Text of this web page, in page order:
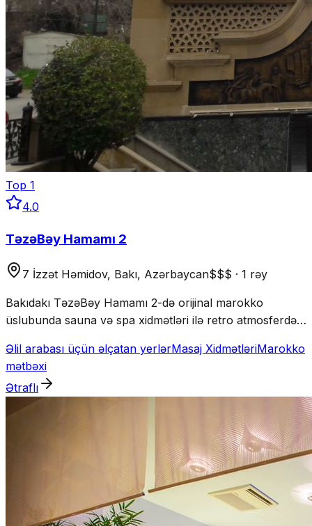
Top 1
4.0
TəzəBəy Hamamı 2
7 İzzət Həmidov, Bakı, Azərbaycan$$$ · 1 rəy
Bakıdakı TəzəBəy Hamamı 2-də orijinal marokko
üslubunda sauna və spa xidmətləri ilə retro atmosferdə
Əlil arabası üçün əlçatan yerlərMasaj XidmətləriMarokko
mətbəxi
Ətraflı